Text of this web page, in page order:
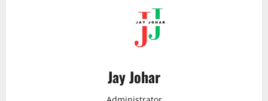
Jay Johar